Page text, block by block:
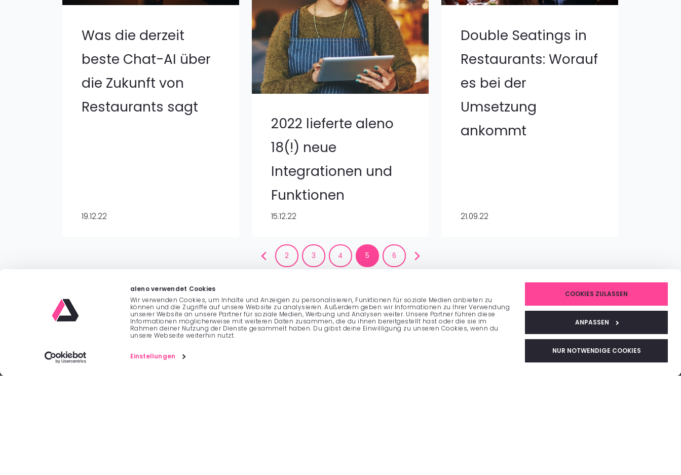
aleno verwendet Cookies
Wir verwenden Cookies, um Inhalte und Anzeigen zu personalisieren, Funktionen für soziale Medien anbieten zu
können und die Zugriffe auf unsere Website zu analysieren. Außerdem geben wir Informationen zu Ihrer Verwendung
unserer Website an unsere Partner für soziale Medien, Werbung und Analysen weiter. Unsere Partner führen diese
Informationen möglicherweise mit weiteren Daten zusammen, die du ihnen bereitgestellt hast oder die sie im
Rahmen deiner Nutzung der Dienste gesammelt haben. Du gibst deine Einwilligung zu unseren Cookies, wenn du
unsere Webseite weiterhin nutzt.
Einstellungen
COOKIES ZULASSEN
ANPASSEN
NUR NOTWENDIGE COOKIES
Was die derzeit
beste Chat-AI über
die Zukunft von
Restaurants sagt
19.12.22
2022 lieferte aleno
18(!) neue
Integrationen und
Funktionen
15.12.22
Double Seatings in
Restaurants: Worauf
es bei der
Umsetzung
ankommt
21.09.22
2 3 4 5 6
INFORMATION
Kontakt / Impressum
BUSINESS
No-Show-Vermeidung